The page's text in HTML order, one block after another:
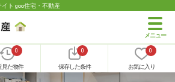
ト goo住宅・不動産
0
見た物件
0
保存した条件
0
お気に入り